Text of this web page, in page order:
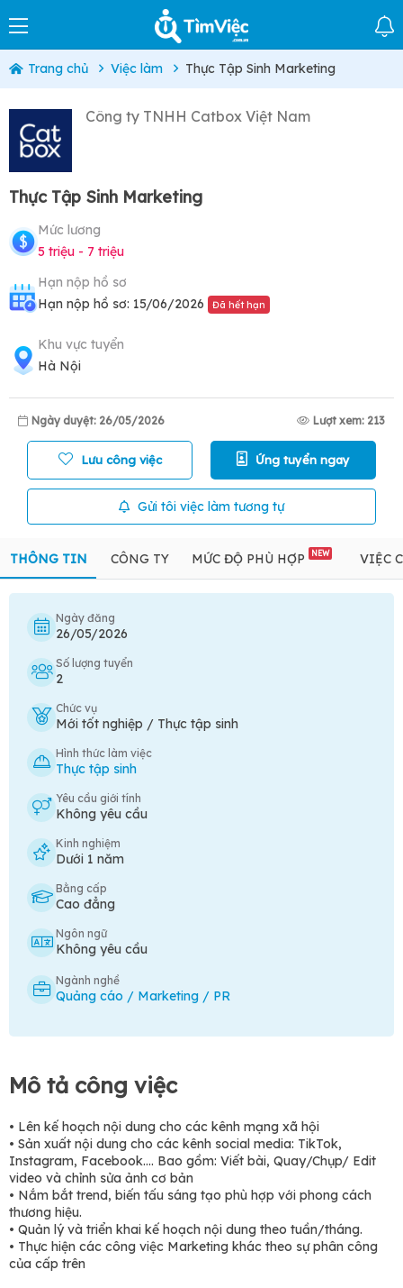
Trang chủ Việc làm Thực Tập Sinh Marketing
Công ty TNHH Catbox Việt Nam
Thực Tập Sinh Marketing
Mức lương
5 triệu - 7 triệu
Hạn nộp hồ sơ
Hạn nộp hồ sơ: 15/06/2026
Đã hết hạn
Khu vực tuyển
Hà Nội
Ngày duyệt: 26/05/2026 Lượt xem: 213
Lưu công việc Ứng tuyển ngay
Gửi tôi việc làm tương tự
THÔNG TIN CÔNG TY MỨC ĐỘ PHÙ HỢP NEW VIỆC
Ngày đăng
26/05/2026
Số lượng tuyển
2
Chức vụ
Mới tốt nghiệp / Thực tập sinh
Hình thức làm việc
Thực tập sinh
Yêu cầu giới tính
Không yêu cầu
Kinh nghiệm
Dưới 1 năm
Bằng cấp
Cao đẳng
Ngôn ngữ
Không yêu cầu
Ngành nghề
Quảng cáo / Marketing / PR
Mô tả công việc
• Lên kế hoạch nội dung cho các kênh mạng xã hội
• Sản xuất nội dung cho các kênh social media: TikTok,
Instagram, Facebook…. Bao gồm: Viết bài, Quay/Chụp/ Edit
video và chỉnh sửa ảnh cơ bản
• Nắm bắt trend, biến tấu sáng tạo phù hợp với phong cách
thương hiệu.
• Quản lý và triển khai kế hoạch nội dung theo tuần/tháng.
• Thực hiện các công việc Marketing khác theo sự phân công
của cấp trên